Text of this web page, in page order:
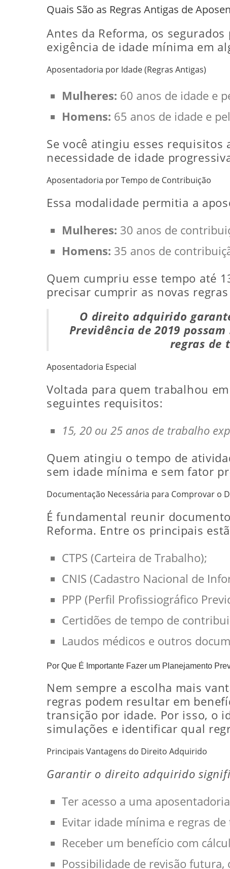
Quais São as Regras Antigas de
Antes da Reforma, os
exigência de idade mínima em
Aposentadoria por Idade (Regras Antigas)
Mulheres: 60 anos de idade e
Homens: 65 anos de idade e
Se você atingiu esses requisitos
necessidade de idade
Aposentadoria por Tempo de Contribuição
Essa modalidade permitia a
Mulheres: 30 anos de
Homens: 35 anos de
Quem cumpriu esse tempo até
precisar cumprir as novas
O direito adquirido
Previdência de 2019
regras de
Aposentadoria Especial
Voltada para quem trabalhou
seguintes requisitos:
15, 20 ou 25 anos de trabalho
Quem atingiu o tempo de
sem idade mínima e sem fator
Documentação Necessária para Comprovar o
É fundamental reunir
Reforma. Entre os principais
CTPS (Carteira de Trabalho);
CNIS (Cadastro Nacional de
PPP (Perfil Profissiográfico
Certidões de tempo de
Laudos médicos e outros
Por Que É Importante Fazer um Planejamento
Nem sempre a escolha mais
regras podem resultar em
transição por idade. Por isso, o
simulações e identificar qual
Principais Vantagens do Direito Adquirido
Garantir o direito adquirido
Ter acesso a uma
Evitar idade mínima e regras
Receber um benefício com
Possibilidade de revisão futura,